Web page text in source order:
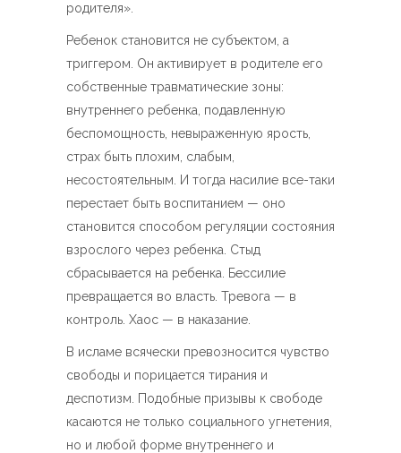
родителя».
Ребенок становится не субъектом, а
триггером. Он активирует в родителе его
собственные травматические зоны:
внутреннего ребенка, подавленную
беспомощность, невыраженную ярость,
страх быть плохим, слабым,
несостоятельным. И тогда насилие все-таки
перестает быть воспитанием — оно
становится способом регуляции состояния
взрослого через ребенка. Стыд
сбрасывается на ребенка. Бессилие
превращается во власть. Тревога — в
контроль. Хаос — в наказание.
В исламе всячески превозносится чувство
свободы и порицается тирания и
деспотизм. Подобные призывы к свободе
касаются не только социального угнетения,
но и любой форме внутреннего и